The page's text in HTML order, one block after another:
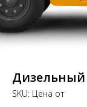
Дизельный
SKU: Цена от